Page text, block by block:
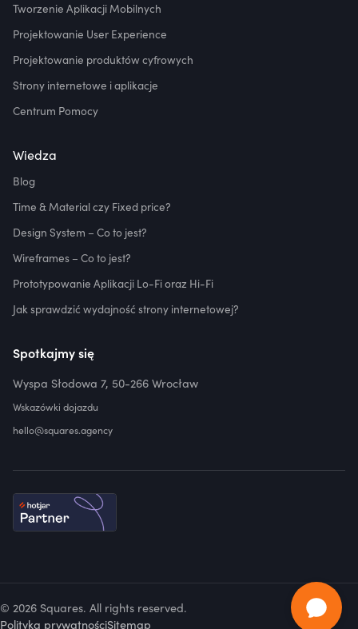
Tworzenie Aplikacji Mobilnych
Projektowanie User Experience
Projektowanie produktów cyfrowych
Strony internetowe i aplikacje
Centrum Pomocy
Wiedza
Blog
Time & Material czy Fixed price?
Design System – Co to jest?
Wireframes – Co to jest?
Prototypowanie Aplikacji Lo-Fi oraz Hi-Fi
Jak sprawdzić wydajność strony internetowej?
Spotkajmy się
Wyspa Słodowa 7, 50-266 Wrocław
Wskazówki dojazdu
hello@squares.agency
© 2026 Squares. All rights reserved.
Polityka prywatnościSitemap